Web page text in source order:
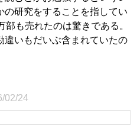
の研究をすることを指してい
部も売れたのは驚きである。
違いもだいぶ含まれていたの
02/24